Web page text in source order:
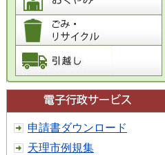
申請書ダウンロード
天理市例規集